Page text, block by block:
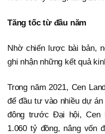
Tăng tốc từ đầu năm
Nhờ chiến lược bài bản,
ghi nhận những kết quả
Trong năm 2021, Cen
để đầu tư vào nhiều dự
đông trước Đại hội, Cen
1.060 tỷ đồng, nâng vốn